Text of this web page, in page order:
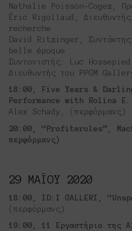
Nathalie Poisson-Cogez,
Éric Rigollaud,
recherche
David Ritzinger, Συντάκτης
belle époque
Συντονιστής: Luc
Διευθυντής του PPGM
18:00, Five Years &
Performance with Rolina
Alex Schady, (περφόρμανς)
20:00, “Profiteroles”,
περφόρμανς)
29 ΜΑΪΟΥ 2020
18:00, ID:I GALLERI,
(περφόρμανς)
19:00, 11 Εργαστήριο της